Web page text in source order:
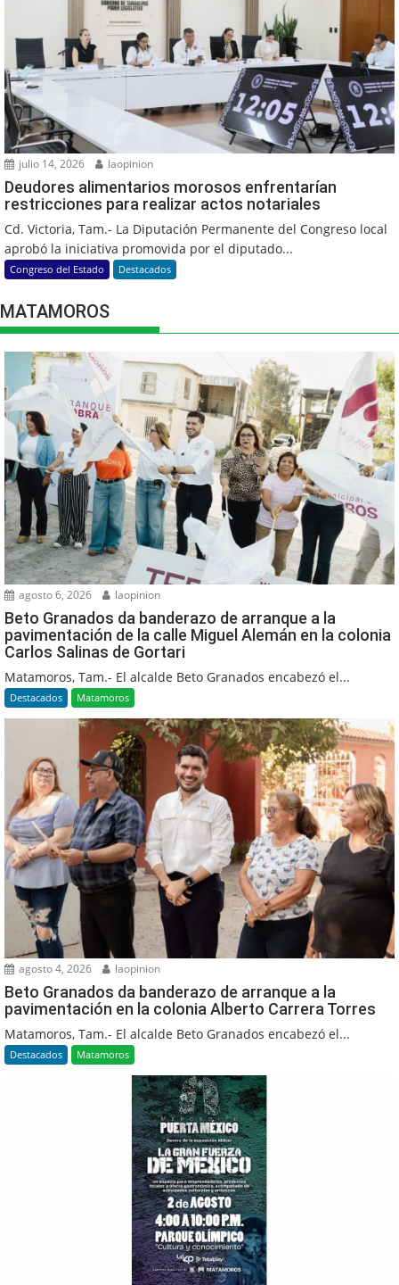
julio 14, 2026 laopinion
Deudores alimentarios morosos enfrentarían
restricciones para realizar actos notariales
Cd. Victoria, Tam.- La Diputación Permanente del Congreso local
aprobó la iniciativa promovida por el diputado...
Congreso del Estado Destacados
MATAMOROS
agosto 6, 2026 laopinion
Beto Granados da banderazo de arranque a la
pavimentación de la calle Miguel Alemán en la colonia
Carlos Salinas de Gortari
Matamoros, Tam.- El alcalde Beto Granados encabezó el...
Destacados Matamoros
agosto 4, 2026 laopinion
Beto Granados da banderazo de arranque a la
pavimentación en la colonia Alberto Carrera Torres
Matamoros, Tam.- El alcalde Beto Granados encabezó el...
Destacados Matamoros